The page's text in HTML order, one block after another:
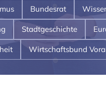
Bundesrat
Stadtgeschichte
Wirtschaftsbund